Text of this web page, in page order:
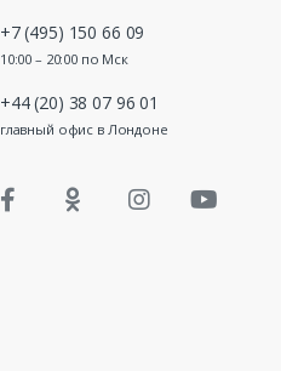
+7 (495) 150 66 09
10:00 – 20:00 по Мск
+44 (20) 38 07 96 01
главный офис в Лондоне